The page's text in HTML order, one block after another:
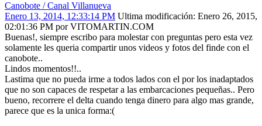
Canobote / Canal Villanueva
Enero 13, 2014, 12:33:14 PM Ultima modificación: Enero 26, 2015,
02:01:36 PM por VITOMARTIN.COM
Buenas!, siempre escribo para molestar con preguntas pero esta vez
solamente les queria compartir unos videos y fotos del finde con el
canobote..
Lindos momentos!!..
Lastima que no pueda irme a todos lados con el por los inadaptados
que no son capaces de respetar a las embarcaciones pequeñas.. Pero
bueno, recorrere el delta cuando tenga dinero para algo mas grande,
parece que es la unica forma:(